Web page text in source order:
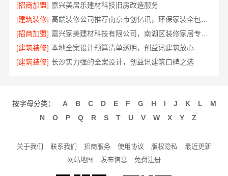
[招商加盟] 嘉兴美居乐建材科技旧房改造服务
[建筑装修]
[招商加盟]
[建筑装修] 本地全案设计预算清单透明，创益讯建筑放心
[建筑装修] 长沙实力强的全案设计，创益讯建筑口碑之选
按字母分类： A B C D E F G H I J K L
M
N
O P Q R S T U V W X Y Z
关于我们 联系我们 招商服务 使用协议 版权隐私
最近更新
网站地图
发布信息 免费注册